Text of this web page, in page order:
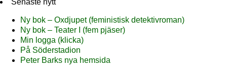
Ny bok – Oxdjupet (feministisk detektivroman)
Ny bok – Teater I (fem pjäser)
Min logga (klicka)
På Söderstadion
Peter Barks nya hemsida